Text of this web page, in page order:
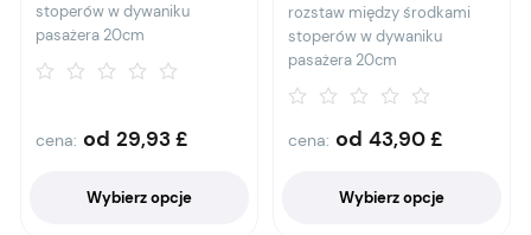
stoperów w dywaniku
pasażera 20cm
cena: od 29,93 £
Wybierz opcje
rozstaw między środkami
stoperów w dywaniku
pasażera 20cm
cena: od 43,90£
Wybierz opcje